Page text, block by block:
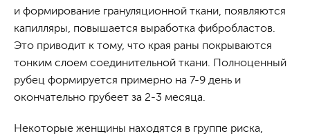
и формирование грануляционной ткани, появляются
капилляры, повышается выработка фибробластов.
Это приводит к тому, что края раны покрываются
тонким слоем соединительной ткани. Полноценный
рубец формируется примерно на 7-9 день и
окончательно грубеет за 2-3 месяца.
Некоторые женщины находятся в группе риска,